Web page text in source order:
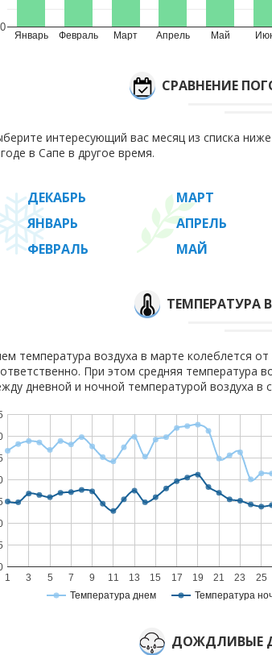
Январь Февраль Март Апрель Май
0
СРАВНЕНИЕ
интересующий вас месяц из списка
в Сапе в другое время.
ДЕКАБРЬ
ЯНВАРЬ
ФЕВРАЛЬ
МАРТ
АПРЕЛЬ
МАЙ
ТЕМПЕРАТУРА
температура воздуха в марте колеблется от
При этом средняя температура
дневной и ночной температурой воздуха в
Температура днем Температура
1 3 5 7 9 11 13 15 17 19 21 23 25
ДОЖДЛИВЫЕ